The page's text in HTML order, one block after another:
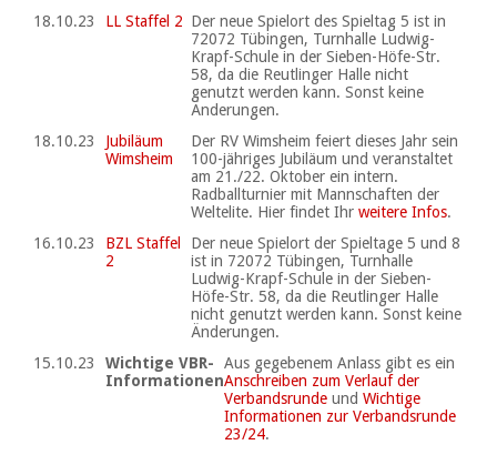
18.10.23
LL Staffel 2 Der neue Spielort des Spieltag 5 ist in
72072 Tübingen, Turnhalle Ludwig-
Krapf-Schule in der Sieben-Höfe-Str.
58, da die Reutlinger Halle nicht
genutzt werden kann. Sonst keine
Änderungen.
18.10.23
Jubiläum
Wimsheim
Der RV Wimsheim feiert dieses Jahr sein
100-jähriges Jubiläum und veranstaltet
am 21./22. Oktober ein intern.
Radballturnier mit Mannschaften der
Weltelite. Hier findet Ihr weitere Infos.
16.10.23
BZL Staffel
2
Der neue Spielort der Spieltage 5 und 8
ist in 72072 Tübingen, Turnhalle
Ludwig-Krapf-Schule in der Sieben-
Höfe-Str. 58, da die Reutlinger Halle
nicht genutzt werden kann. Sonst keine
Änderungen.
15.10.23
Wichtige VBR-
Informationen
Aus gegebenem Anlass gibt es ein
Anschreiben zum Verlauf der
Verbandsrunde und Wichtige
Informationen zur Verbandsrunde
23/24.